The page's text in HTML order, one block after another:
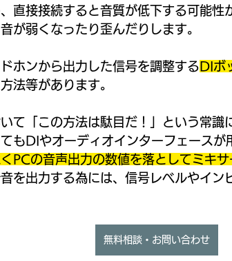
直接接続すると音質が低下する可能性
が弱くなったり歪んだりします。
ホンから出力した信号を調整する DIボ
法等があります。
て「この方法は駄目だ！」という常識
もDIやオーディオインターフェースが
PCの音声出力の数値を落としてミキ
を出力する為には、信号レベルやイン
無料相談・お問い合わせ